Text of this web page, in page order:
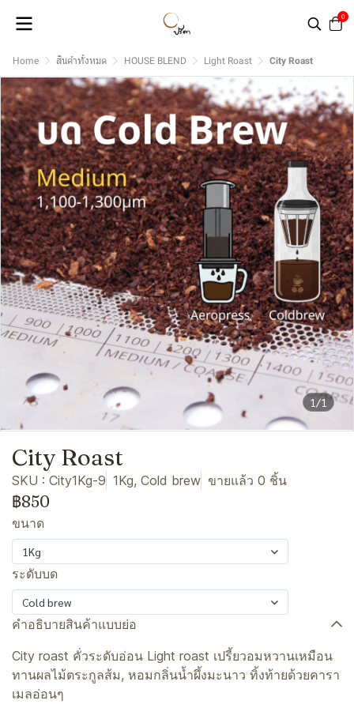
0
Home สินค้าทั้งหมด HOUSE BLEND Light Roast City Roast
1/1
City Roast
SKU : City1Kg-9 1Kg, Cold brew ขายแล้ว 0 ชิ้น
฿850
ขนาด
1Kg
ระดับบด
Cold brew
คำอธิบายสินค้าแบบย่อ
City roast คั่วระดับอ่อน Light roast เปรี้ยวอมหวานเหมือน
ทานผลไม้ตระกูลส้ม, หอมกลิ่นน้ำผึ้งมะนาว ทิ้งท้ายด้วยคารา
เมลอ่อนๆ